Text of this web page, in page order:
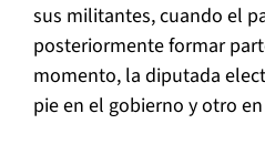
sus militantes, cuando el
posteriormente formar
momento, la diputada
pie en el gobierno y otro